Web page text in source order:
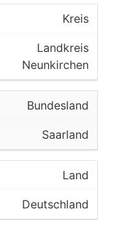
Kreis
Landkreis
Neunkirchen
Bundesland
Saarland
Land
Deutschland